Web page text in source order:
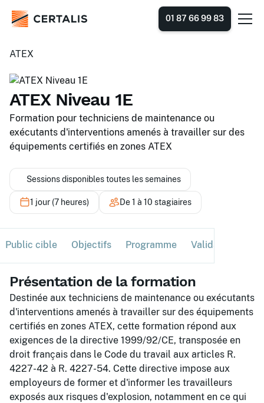
01 87 66 99 83
ATEX
ATEX Niveau 1E
Formation pour techniciens de maintenance ou
exécutants d'interventions amenés à travailler sur des
équipements certifiés en zones ATEX
Sessions disponibles toutes les semaines
1 jour (7 heures) De 1 à 10 stagiaires
Public cible Objectifs Programme Validation
Présentation de la formation
Destinée aux techniciens de maintenance ou exécutants
d'interventions amenés à travailler sur des équipements
certifiés en zones ATEX, cette formation répond aux
exigences de la directive 1999/92/CE, transposée en
droit français dans le Code du travail aux articles R.
4227-42 à R. 4227-54. Cette directive impose aux
employeurs de former et d'informer les travailleurs
exposés aux risques d'explosion, notamment en ce qui